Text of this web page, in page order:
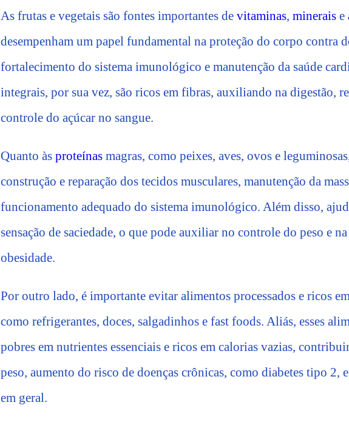
As frutas e vegetais são fontes importantes de vitaminas, minerais e
desempenham um papel fundamental na proteção do corpo contra
fortalecimento do sistema imunológico e manutenção da saúde
integrais, por sua vez, são ricos em fibras, auxiliando na digestão,
controle do açúcar no sangue.
Quanto às proteínas magras, como peixes, aves, ovos e
construção e reparação dos tecidos musculares, manutenção da
funcionamento adequado do sistema imunológico. Além disso,
sensação de saciedade, o que pode auxiliar no controle do peso e
obesidade.
Por outro lado, é importante evitar alimentos processados e ricos
como refrigerantes, doces, salgadinhos e fast foods. Aliás, esses
pobres em nutrientes essenciais e ricos em calorias vazias,
peso, aumento do risco de doenças crônicas, como diabetes tipo 2,
em geral.